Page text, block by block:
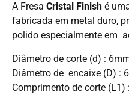
A Fresa Cristal Finish é
fabricada em metal duro,
polido especialmente em
Diâmetro de corte (d) :
Diâmetro de encaixe (D) :
Comprimento de corte (L1)